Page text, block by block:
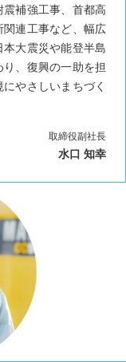
補強工事、首都高
連工事など、幅広
大震災や能登半島
、復興の一助を担
やさしいまちづく
取締役副社長
水口 知幸